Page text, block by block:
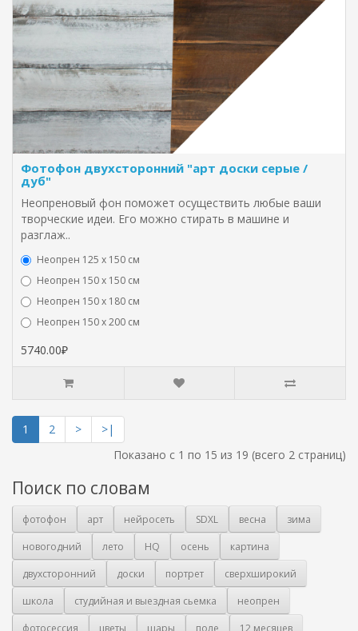
Фотофон двухсторонний "арт доски серые /
дуб"
Неопреновый фон поможет осуществить любые ваши
творческие идеи. Его можно стирать в машине и
разглаж..
Неопрен 125 х 150 см
Неопрен 150 х 150 см
Неопрен 150 х 180 см
Hеопрен 150 х 200 см
5740.00₽
1 2 >
>|
Показано с 1 по 15 из 19 (всего 2 страниц)
Поиск по словам
фотофон арт нейросеть SDXL весна
зима
новогодний
лето HQ осень
картина
двухсторонний
доски портрет
сверхширокий
школа
студийная и выездная сьемка
неопрен
фотосессия
цветы шары поле
12 месяцев